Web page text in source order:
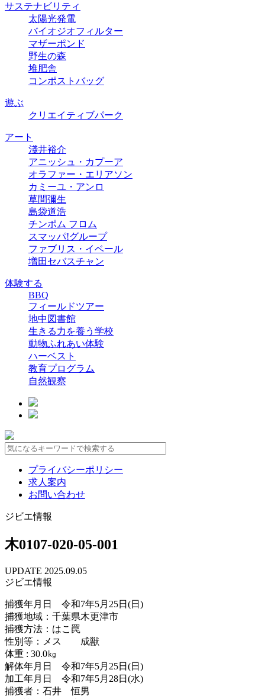
サステナビリティ
太陽光発電
バイオジオフィルター
マザーポンド
野生の森
堆肥舎
コンポストバッグ
遊ぶ
クリエイティブパーク
アート
淺井裕介
アニッシュ・カプーア
オラファー・エリアソン
カミーユ・アンロ
草間彌生
島袋道浩
チンポム フロム
スマッパ!グループ
ファブリス・イベール
増田セバスチャン
体験する
BBQ
フィールドツアー
地中図書館
生きる力を養う学校
動物ふれあい体験
ハーベスト
教育プログラム
自然観察
プライバシーポリシー
求人案内
お問い合わせ
ジビエ情報
木0107-020-05-001
UPDATE 2025.09.05
ジビエ情報
捕獲年月日 令和7年5月25日(日)
捕獲地域：千葉県木更津市
捕獲方法：はこ罠
性別等：メス 成獣
体重 : 30.0㎏
解体年月日 令和7年5月25日(日)
加工年月日 令和7年5月28日(水)
捕獲者：石井 恒男